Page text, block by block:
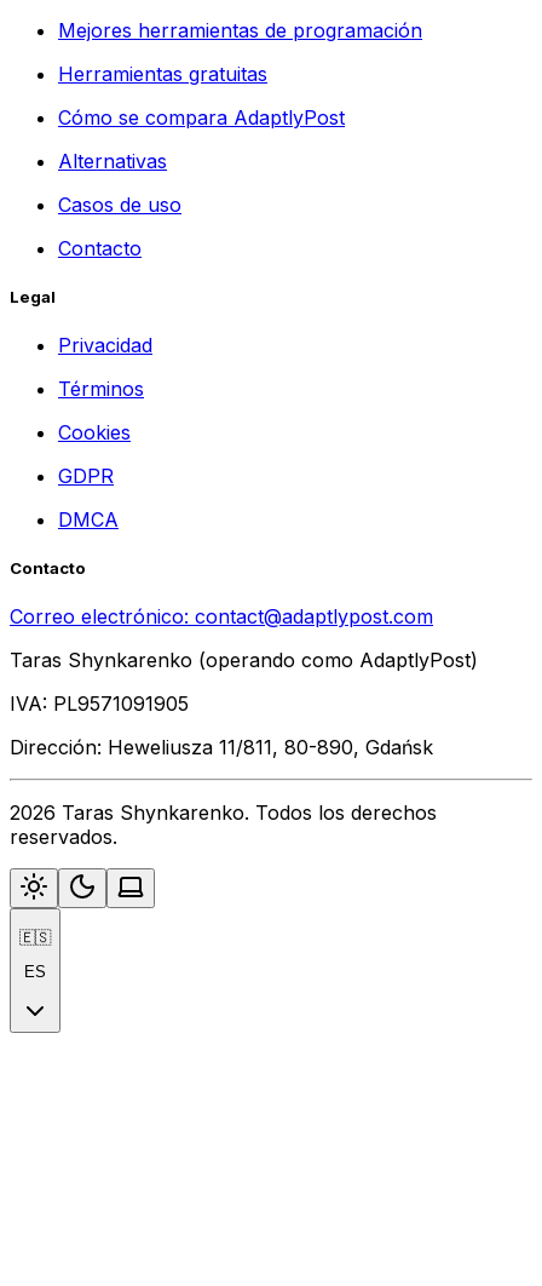
Mejores herramientas de programación
Herramientas gratuitas
Cómo se compara AdaptlyPost
Alternativas
Casos de uso
Contacto
Legal
Privacidad
Términos
Cookies
GDPR
DMCA
Contacto
Correo electrónico: contact@adaptlypost.com
Taras Shynkarenko (operando como AdaptlyPost)
IVA: PL9571091905
Dirección: Heweliusza 11/811, 80-890, Gdańsk
2026 Taras Shynkarenko. Todos los derechos
reservados.
🇪🇸
ES